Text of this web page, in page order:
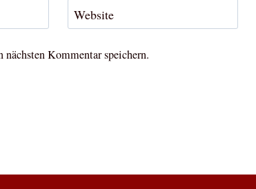
Website
Kommentar speichern.